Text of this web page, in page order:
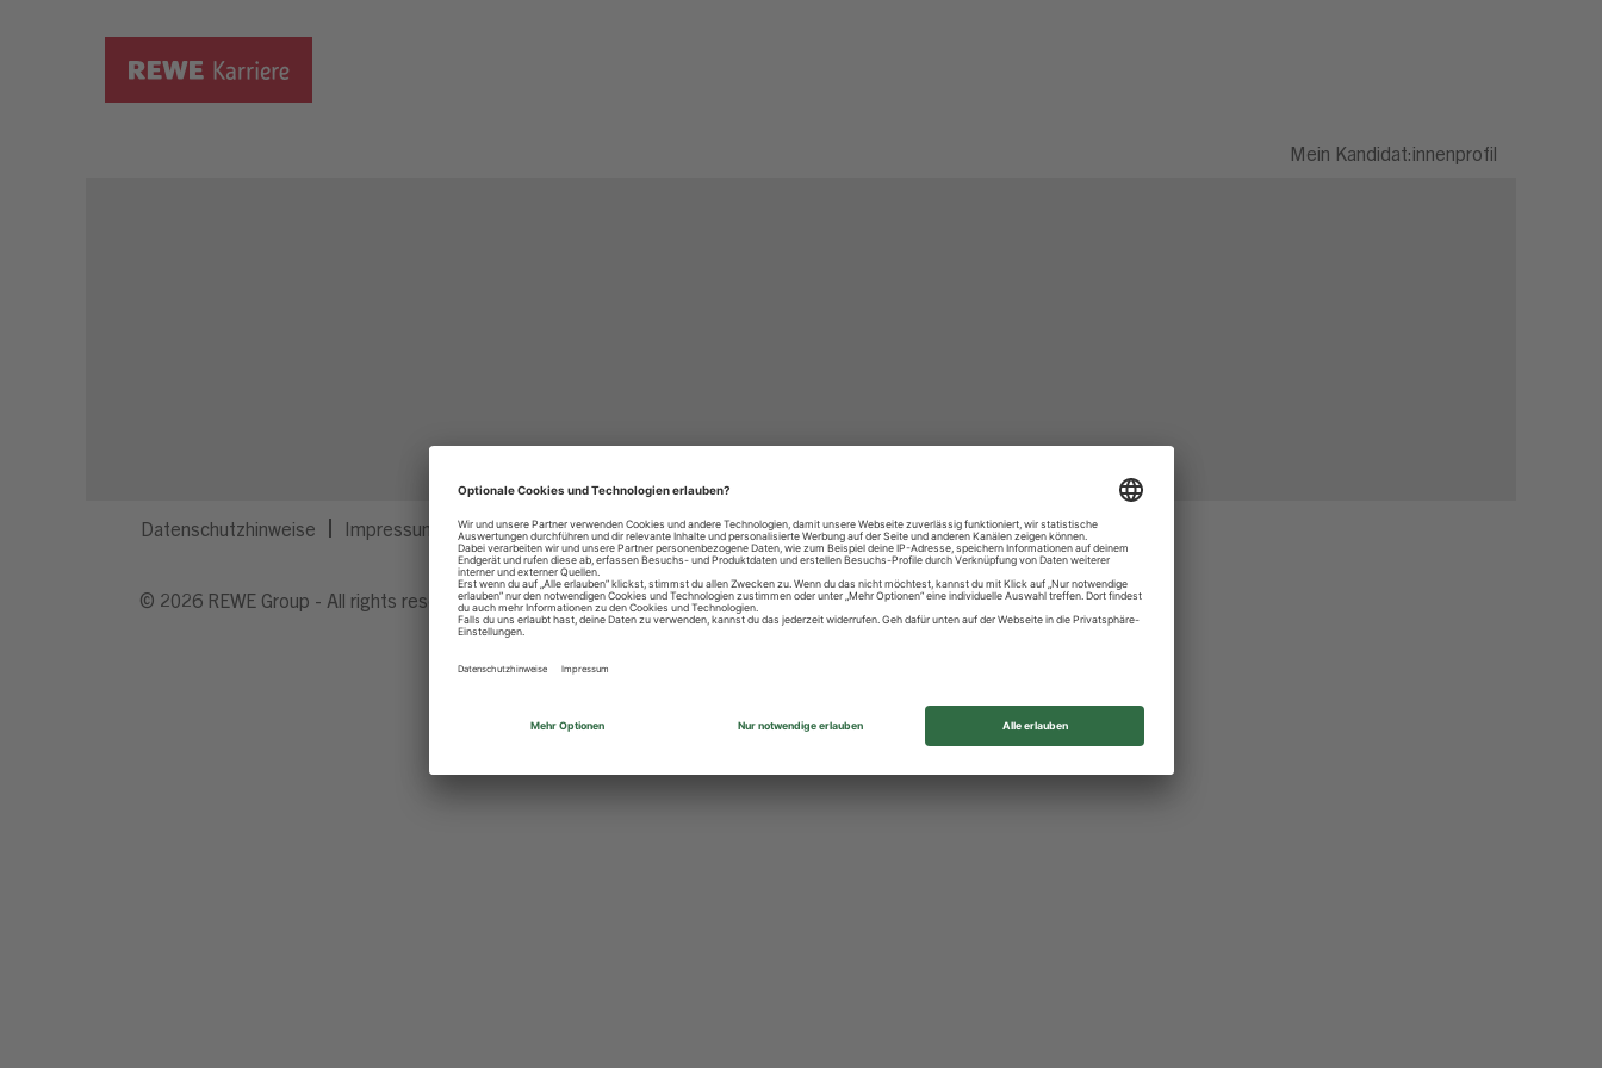
Mein Kandidat:innenprofil
Datenschutzhinweise Impressum Privatsphäre-Einstellungen
© 2026 REWE Group - All rights reserved